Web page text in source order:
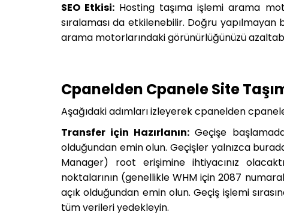
SEO Etkisi: Hosting taşıma işlemi arama
sıralaması da etkilenebilir. Doğru yapılmayan
arama motorlarındaki görünürlüğünüzü
Cpanelden Cpanele Site
Aşağıdaki adımları izleyerek cpanelden
Transfer için Hazırlanın: Geçişe
olduğundan emin olun. Geçişler yalnızca
Manager) root erişimine ihtiyacınız
noktalarının (genellikle WHM için 2087
açık olduğundan emin olun. Geçiş işlemi
tüm verileri yedekleyin.